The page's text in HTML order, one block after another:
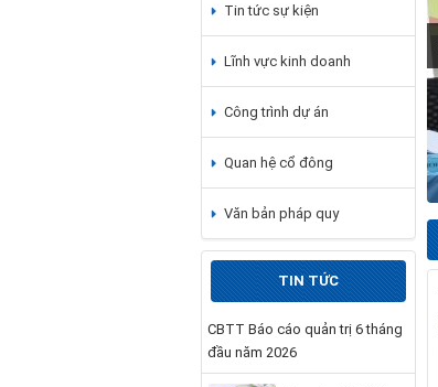
Tin tức sự kiện
Lĩnh vực kinh doanh
Công trình dự án
Quan hệ cổ đông
Văn bản pháp quy
TIN TỨC
CBTT Báo cáo quản trị 6 tháng
đầu năm 2026